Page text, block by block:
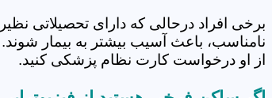
برخی افراد درحالی که دارای تحصیلاتی
نامناسب، باعث آسیب بیشتر به بیمار
از او درخواست کارت نظام پزشکی کنید.